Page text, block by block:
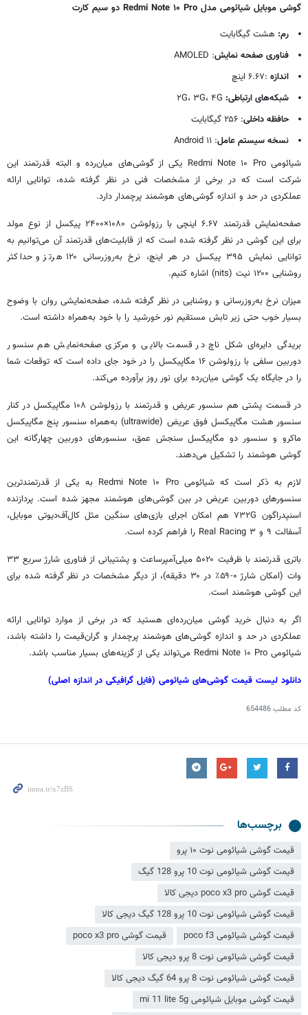
گوشی موبایل شیائومی مدل Redmi Note ۱۰ Pro دو سیم کارت
رم: هشت گیگابایت
فناوری صفحه نمایش: AMOLED
اندازه:۶.۶۷ اینچ
شبکه‌های ارتباطی:
حافظه داخلی: ۲۵۶ گیگابایت
نسخه سیستم عامل: ۱۱ Android
شیائومی Redmi Note ۱۰ Pro یکی از گوشی‌های میان‌رده و البته قدرتمند این
شرکت است که در برخی از مشخصات فنی در نظر گرفته شده، توانایی ارائه
عملکردی در حد و اندازه گوشی‌های هوشمند پرچمدار دارد.
صفحه‌نمایش قدرتمند ۶.۶۷ اینچی با رزولوشن ۱۰۸۰×۲۴۰۰ پیکسل از نوع مولد
برای این گوشی در نظر گرفته شده است که از قابلیت‌های قدرتمند آن می‌توانیم به
توانایی نمایش ۳۹۵ پیکسل در هر اینچ، نرخ به‌روزرسانی ۱۲۰ هرتز و حداکثر
روشنایی ۱۲۰۰ نیت (nits) اشاره کنیم.
میزان نرخ به‌روزرسانی و روشنایی در نظر گرفته شده، صفحه‌نمایشی روان با وضوح
بسیار خوب حتی زیر تابش مستقیم نور خورشید را با خود به‌همراه داشته است.
بریدگی دایره‌ای شکل ناچدر قسمت بالایی و مرکزی صفحه‌نمایش هم سنسور
دوربین سلفی با رزولوشن ۱۶ مگاپیکسل را در خود جای داده است که توقعات شما
را در جایگاه یک گوشی میان‌رده برای نور روز برآورده می‌کند.
در قسمت پشتی هم سنسور عریض و قدرتمند با رزولوشن ۱۰۸ مگاپیکسل در کنار
سنسور هشت مگاپیکسل فوق عریض (ultrawide) به‌همراه سنسور پنج مگاپیکسل
ماکرو و سنسور دو مگاپیکسل سنجش عمق، سنسورهای دوربین چهارگانه این
گوشی هوشمند را تشکیل می‌دهند.
لازم به ذکر است که شیائومی Redmi Note ۱۰ Pro به یکی از قدرتمندترین
سنسورهای دوربین عریض در بین گوشی‌های هوشمند مجهز شده است. پردازنده
اسنپدراگون۷۳۲G هم امکان اجرای بازی‌های سنگین مثل کال‌آف‌دیوتی موبایل،
آسفالت ۹ و Real Racing ۳ را فراهم کرده است.
باتری قدرتمند با ظرفیت
میلی‌آمپرساعت و پشتیبانی از فناوری شارژ سریع ۳۳
وات (امکان شارژ ۰-۵۹٪ در ۳۰ دقیقه)، از دیگر مشخصات در نظر گرفته شده برای
این گوشی هوشمند است.
اگر به دنبال خرید گوشی میان‌رده‌ای هستید که در برخی از موارد توانایی ارائه
عملکردی در حد و اندازه گوشی‌های هوشمند پرچمدار و گران‌قیمت را داشته باشد،
شیائومی Redmi Note ۱۰ Pro می‌تواند یکی از گزینه‌های بسیار مناسب باشد.
دانلود لیست قیمت گوشی‌های شیائومی (فایل گرافیکی در اندازه اصلی)
کد مطلب654486
برچسب‌ها
قیمت گوشی شیائومی نوت ۱۰ پرو
قیمت گوشی شیائومی نوت 10 پرو 128 گیگ
قیمت گوشی poco x3 pro دیجی کالا
قیمت گوشی شیائومی نوت 10 پرو 128 گیگ دیجی کالا
قیمت گوشی شیائومی poco f3
قیمت گوشی poco x3 pro
قیمت گوشی شیائومی نوت 8 پرو دیجی کالا
قیمت گوشی شیائومی نوت 8 پرو 64 گیگ دیجی کالا
قیمت گوشی موبایل شیائومی mi 11 lite 5g